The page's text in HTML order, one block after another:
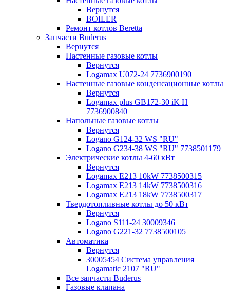
Вернутся
BOILER
Ремонт котлов Beretta
Запчасти Buderus
Вернутся
Настенные газовые котлы
Вернутся
Logamax U072-24 7736900190
Настенные газовые конденсационные котлы
Вернутся
Logamax plus GB172-30 iK H
7736900840
Напольные газовые котлы
Вернутся
Logano G124-32 WS "RU"
Logano G234-38 WS "RU" 7738501179
Электрические котлы 4-60 кВт
Вернутся
Logamax E213 10kW 7738500315
Logamax E213 14kW 7738500316
Logamax E213 18kW 7738500317
Твердотопливные котлы до 50 кВт
Вернутся
Logano S111-24 30009346
Logano G221-32 7738500105
Автоматика
Вернутся
30005454 Система управления
Logamatic 2107 "RU"
Все запчасти Buderus
Газовые клапана